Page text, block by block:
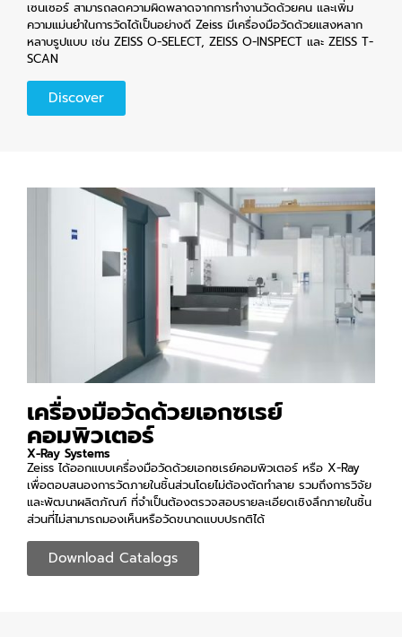
เซนเซอร์ สามารถลดความผิดพลาดจากการทำงานวัดด้วยคน และเพิ่ม
ความแม่นยำในการวัดได้เป็นอย่างดี Zeiss มีเครื่องมือวัดด้วยแสงหลาก
หลาบรูปแบบ เช่น ZEISS O-SELECT, ZEISS O-INSPECT และ ZEISS T-
SCAN
Discover
เครื่องมือวัดด้วยเอกซเรย์
คอมพิวเตอร์
X-Ray Systems
Zeiss ได้ออกแบบเครื่องมือวัดด้วยเอกซเรย์คอมพิวเตอร์ หรือ X-Ray
เพื่อตอบสนองการวัดภายในชิ้นส่วนโดยไม่ต้องตัดทำลาย รวมถึงการวิจัย
และพัฒนาผลิตภัณฑ์ ที่จำเป็นต้องตรวจสอบรายละเอียดเชิงลึกภายในชิ้น
ส่วนที่ไม่สามารถมองเห็นหรือวัดขนาดแบบปรกติได้
Download Catalogs